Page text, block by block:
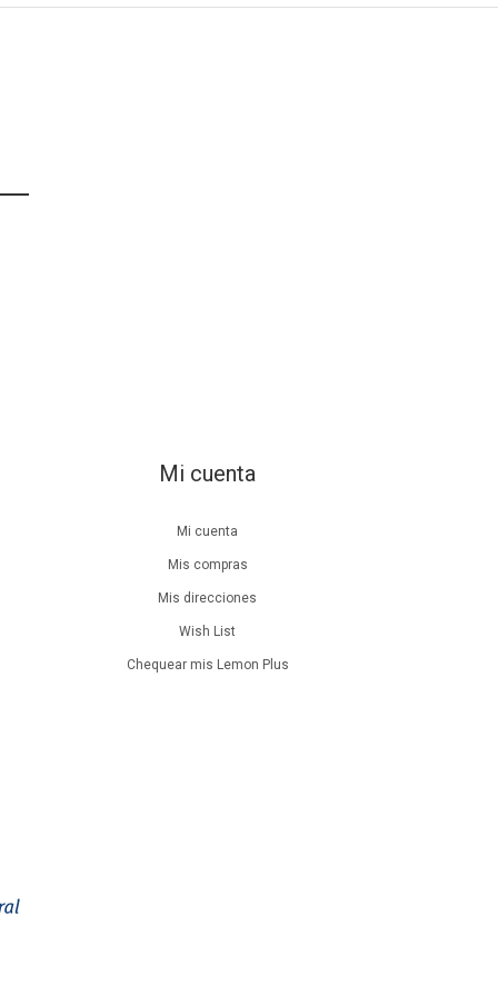
Mi cuenta
Mi cuenta
Mis compras
Mis direcciones
Wish List
Chequear mis Lemon Plus